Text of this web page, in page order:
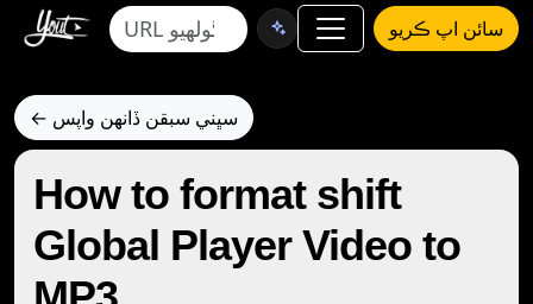
سائن اپ ڪريو
← سڀني سبقن ڏانهن واپس
How to format shift
Global Player Video to